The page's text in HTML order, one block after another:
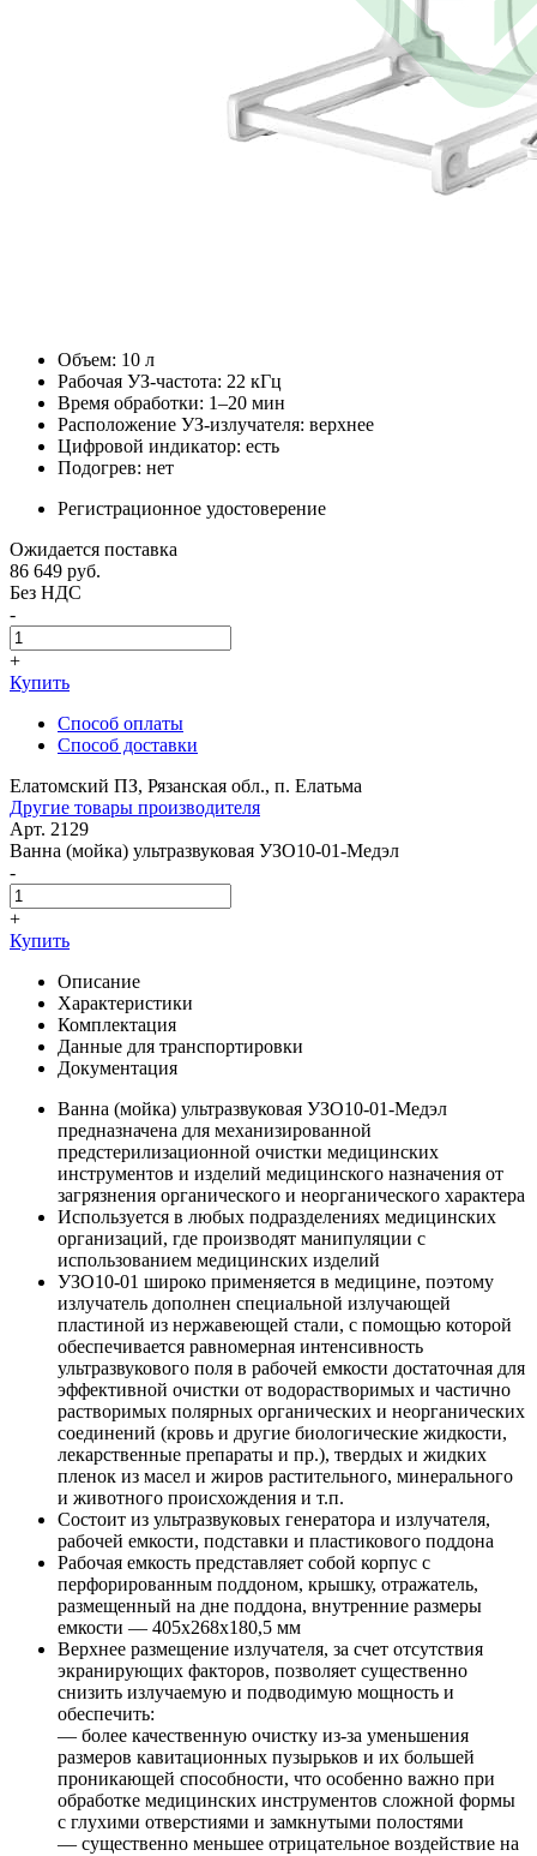
Объем: 10 л
Рабочая УЗ-частота: 22 кГц
Время обработки: 1–20 мин
Расположение УЗ-излучателя: верхнее
Цифровой индикатор: есть
Подогрев: нет
Регистрационное удостоверение
Ожидается поставка
86 649 руб.
Без НДС
-
+
Купить
Способ оплаты
Способ доставки
Елатомский ПЗ, Рязанская обл., п. Елатьма
Другие товары производителя
Арт. 2129
Ванна (мойка) ультразвуковая УЗО10-01-Медэл
-
+
Купить
Описание
Характеристики
Комплектация
Данные для транспортировки
Документация
Ванна (мойка) ультразвуковая УЗО10-01-Медэл
предназначена для механизированной
предстерилизационной очистки медицинских
инструментов и изделий медицинского назначения от
загрязнения органического и неорганического характера
Используется в любых подразделениях медицинских
организаций, где производят манипуляции с
использованием медицинских изделий
УЗО10-01 широко применяется в медицине, поэтому
излучатель дополнен специальной излучающей
пластиной из нержавеющей стали, с помощью которой
обеспечивается равномерная интенсивность
ультразвукового поля в рабочей емкости достаточная для
эффективной очистки от водорастворимых и частично
растворимых полярных органических и неорганических
соединений (кровь и другие биологические жидкости,
лекарственные препараты и пр.), твердых и жидких
пленок из масел и жиров растительного, минерального
и животного происхождения и т.п.
Состоит из ультразвуковых генератора и излучателя,
рабочей емкости, подставки и пластикового поддона
Рабочая емкость представляет собой корпус с
перфорированным поддоном, крышку, отражатель,
размещенный на дне поддона, внутренние размеры
емкости — 405x268x180,5 мм
Верхнее размещение излучателя, за счет отсутствия
экранирующих факторов, позволяет существенно
снизить излучаемую и подводимую мощность и
обеспечить:
— более качественную очистку из-за уменьшения
размеров кавитационных пузырьков и их большей
проникающей способности, что особенно важно при
обработке медицинских инструментов сложной формы
с глухими отверстиями и замкнутыми полостями
— существенно меньшее отрицательное воздействие на